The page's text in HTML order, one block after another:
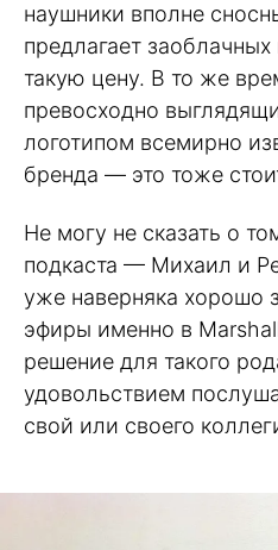
наушники вполне
предлагает
такую цену. В то же
превосходно
логотипом всемирно
бренда — это тоже
Не могу не сказать о
подкаста — Михаил и
уже наверняка хорошо
эфиры именно в
решение для такого
удовольствием
свой или своего